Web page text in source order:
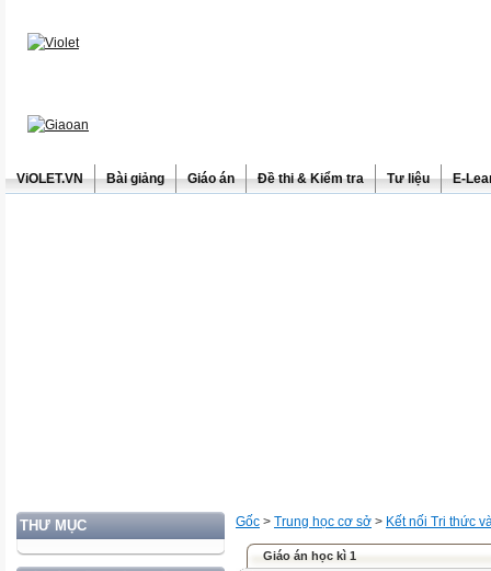
ViOLET.VN Bài giảng Giáo án Đề thi & Kiểm tra Tư liệu E-
THƯ MỤC Gốc > Trung học cơ sở > Kết nối Tri thức
Giáo án học kì 1